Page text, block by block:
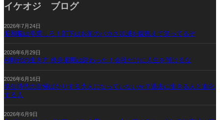
イケオジ ブログ
2026年7月24日
昭和脳は卒業しろ！部下はお前のバカさ加減を腹抱えて笑ってるぞ
2026年6月29日
AI時代の生き方 終身雇用は終わった！会社だけに人生を預けるな
2026年6月16日
学生時代の自慢ばかりする大人になっていないか？過去に生きる人と進化
する人
2026年6月9日